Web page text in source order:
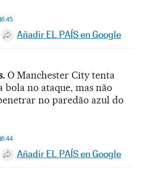
Whatsapp
en Facebook
en Twitter
Desplegar Redes Sociales
Añadir EL PAÍS en Google
O Manchester City tenta
bola no ataque, mas não
no paredão azul do
Whatsapp
en Facebook
en Twitter
Desplegar Redes Sociales
Añadir EL PAÍS en Google